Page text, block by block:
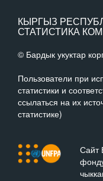
КЫРГЫЗ
СТАТИСТИКА
© Бардык укуктар
Пользователи при
статистики и
ссылаться на их
статистике)
Сайт